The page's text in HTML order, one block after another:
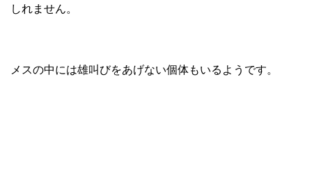
しれません。
メスの中には雄叫びをあげない個体もいるようです。